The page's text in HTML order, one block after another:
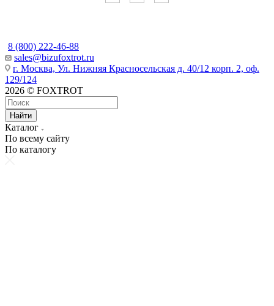
8 (800) 222-46-88
sales@bizufoxtrot.ru
г. Москва, Ул. Нижняя Красносельская д. 40/12 корп. 2, оф.
129/124
2026 © FOXTROT
Найти
Каталог
По всему сайту
По каталогу